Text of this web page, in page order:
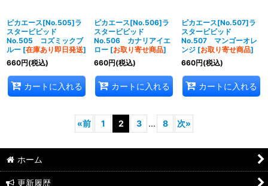
ピカエース[No.505]ラ
スタービビッド
No.505 コズミックブ
ルー [在庫あり即日発送]
660円(税込)
カートに入れる
ピカエース[No.506]ラ
スタービビッド
No.506 カナリアイエ
ロー [お取り寄せ商品]
660円(税込)
カートに入れる
ピカエース[No.507]ラ
スタービビッド
No.507 マンゴーオレ
ンジ [お取り寄せ商品]
660円(税込)
カートに入れる
«前 1 2 3 ... 8 次»
ホーム
更新履歴